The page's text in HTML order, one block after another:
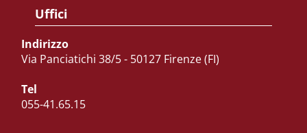
Uffici
Indirizzo
Via Panciatichi 38/5 - 50127 Firenze (FI)
Tel
055-41.65.15